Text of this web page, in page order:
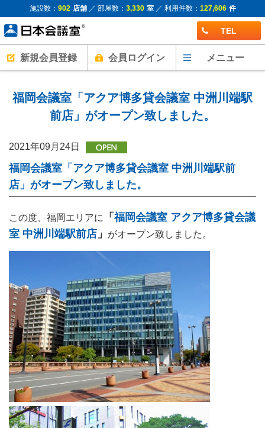
施設数： 902 店舗／ 部屋数： 3,330 室／ 利用件数： 127,606 件
TEL
新規会員登録 会員ログイン メニュー
福岡会議室「アクア博多貸会議室 中洲川端駅
前店」がオープン致しました。
2021年09月24日
福岡会議室「アクア博多貸会議室 中洲川端駅前
店」がオープン致しました。
この度、福岡エリアに 「 福岡会議室 アクア博多貸会議
室 中洲川端駅前店 」 がオープン致しました。